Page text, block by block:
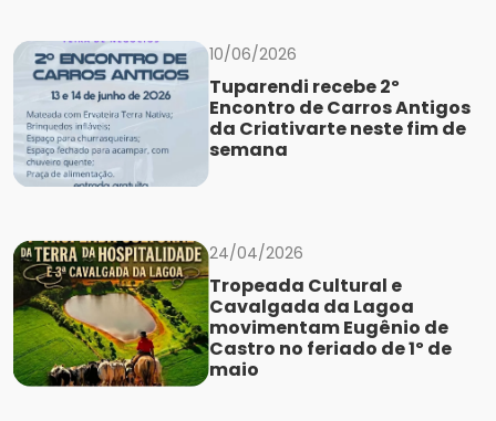
10/06/2026
Tuparendi recebe 2º
Encontro de Carros Antigos
da Criativarte neste fim de
semana
24/04/2026
Tropeada Cultural e
Cavalgada da Lagoa
movimentam Eugênio de
Castro no feriado de 1º de
maio